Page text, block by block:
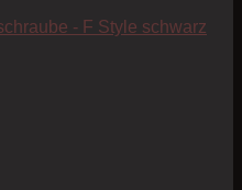
- F Style schwarz